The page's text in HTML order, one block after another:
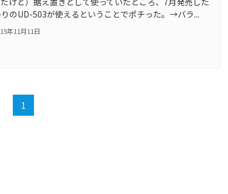
のUD-503が使えるということでポチった。→バラ...
年11月11日
1